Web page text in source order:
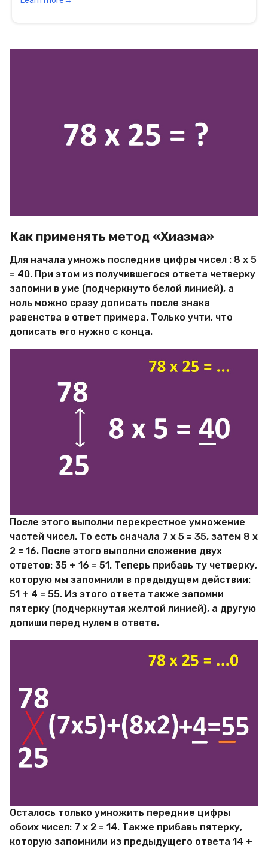
Как применять метод «Хиазма»
Для начала умножь последние цифры чисел : 8 х 5
= 40. При этом из получившегося ответа четверку
запомни в уме (подчеркнуто белой линией), а
ноль можно сразу дописать после знака
равенства в ответ примера. Только учти, что
дописать его нужно с конца.
После этого выполни перекрестное умножение
частей чисел. То есть сначала 7 х 5 = 35, затем 8 х
2 = 16. После этого выполни сложение двух
ответов: 35 + 16 = 51. Теперь прибавь ту четверку,
которую мы запомнили в предыдущем действии:
51 + 4 = 55. Из этого ответа также запомни
пятерку (подчеркнутая желтой линией), а другую
допиши перед нулем в ответе.
Осталось только умножить передние цифры
обоих чисел: 7 х 2 = 14. Также прибавь пятерку,
которую запомнили из предыдущего ответа 14 +